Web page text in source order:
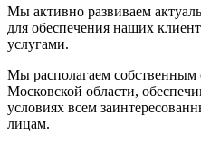
Мы активно развиваем
для обеспечения наших
услугами.
Мы располагаем собственным
Московской области,
условиях всем
лицам.